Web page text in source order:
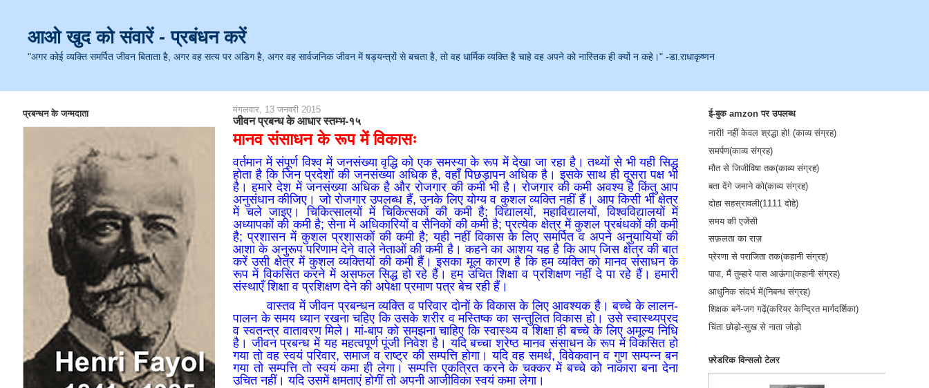
आओ खुद को संवारें - प्रबंधन करें
"अगर कोई व्यक्ति समर्पित जीवन बिताता है, अगर वह सत्य पर अडिग है, अगर वह सार्वजनिक जीवन में षड्यन्त्रों से बचता है, तो वह धार्मिक व्यक्ति है चाहे वह अपने को नास्तिक ही क्यों न कहे।" -डा.राधाकृष्णन
प्रबन्धन के जन्मदाता मंगलवार, 13 जनवरी 2015
जीवन प्रबन्ध के आधार स्तम्भ-१५
मानव संसाधन के रूप में विकासः
वर्तमान में संपूर्ण विश्व में जनसंख्या वृद्धि को एक समस्या के रूप में देखा जा रहा है। तथ्यों से भी यही सिद्ध
होता है कि जिन प्रदेशों की जनसंख्या अधिक है, वहाँ पिछड़ापन अधिक है। इसके साथ ही दूसरा पक्ष भी
है। हमारे देश में जनसंख्या अधिक है और रोजगार की कमी भी है। रोजगार की कमी अवश्य है किंतु आप
अनुसंधान कीजिए। जो रोजगार उपलब्ध हैं, उनके लिए योग्य व कुशल व्यक्ति नहीं हैं। आप किसी भी क्षेत्र
में चले जाइए। चिकित्सालयों में चिकित्सकों की कमी है; विद्यालयों, महाविद्यालयों, विश्वविद्यालयों में
अध्यापकों की कमी है; सेना में अधिकारियों व सैनिकों की कमी है; प्रत्येक क्षेत्र में कुशल प्रबंधकों की कमी
है; प्रशासन में कुशल प्रशासकों की कमी है; यही नहीं विकास के लिए समर्पित व अपने अनुयायियों की
आशा के अनुरूप परिणाम देने वाले नेताओं की कमी है। कहने का आशय यह है कि आप जिस क्षेत्र की बात
करें उसी क्षेत्र में कुशल व्यक्तियों की कमी हैं। इसका मूल कारण है कि हम व्यक्ति को मानव संसाधन के
रूप में विकसित करने में असफल सिद्ध हो रहे हैं। हम उचित शिक्षा व प्रशिक्षण नहीं दे पा रहे हैं। हमारी
संस्थाएँ शिक्षा व प्रशिक्षण देने की अपेक्षा प्रमाण पत्र बेच रही हैं।
वास्तव में जीवन प्रबन्धन व्यक्ति व परिवार दोनों के विकास के लिए आवश्यक है। बच्चे के लालन-
पालन के समय ध्यान रखना चहिए कि उसके शरीर व मस्तिष्क का सन्तुलित विकास हो। उसे स्वास्थ्यप्रद
व स्वतन्त्र वातावरण मिले। मां-बाप को समझना चाहिए कि स्वास्थ्य व शिक्षा ही बच्चे के लिए अमूल्य निधि
है। जीवन प्रबन्ध में यह महत्वपूर्ण पूंजी निवेश है। यदि बच्चा श्रेष्ठ मानव संसाधन के रूप में विकसित हो
गया तो वह स्वयं परिवार, समाज व राष्ट्र की सम्पत्ति होगा। यदि वह समर्थ, विवेकवान व गुण सम्पन्न बन
गया तो सम्पत्ति तो स्वयं कमा ही लेगा। सम्पत्ति एकत्रित करने के चक्कर में बच्चे को नाकारा बना देना
उचित नहीं। यदि उसमें क्षमताएं होगीं तो अपनी आजीविका स्वयं कमा लेगा।
ई-बुक amzon पर उपलब्ध
नारी! नहीं केवल श्रद्धा हो! (काव्य संग्रह)
समर्पण(काव्य संग्रह)
मौत से जिजीविषा तक(काव्य संग्रह)
बता देंगे जमाने को(काव्य संग्रह)
दोहा सहस्रावली(1111 दोहे)
समय की एजेंसी
सफ़लता का राज़
प्रेरणा से पराजिता तक(कहानी संग्रह)
पापा, मैं तुम्हारे पास आऊंगा(कहानी संग्रह)
आधुनिक संदर्भ में(निबन्ध संग्रह)
शिक्षक बनें-जग गढ़ें(करियर केन्द्रित मार्गदर्शिका)
चिंता छोड़ो-सुख से नाता जोड़ो
फ़्रेडरिक विन्सलो टेलर